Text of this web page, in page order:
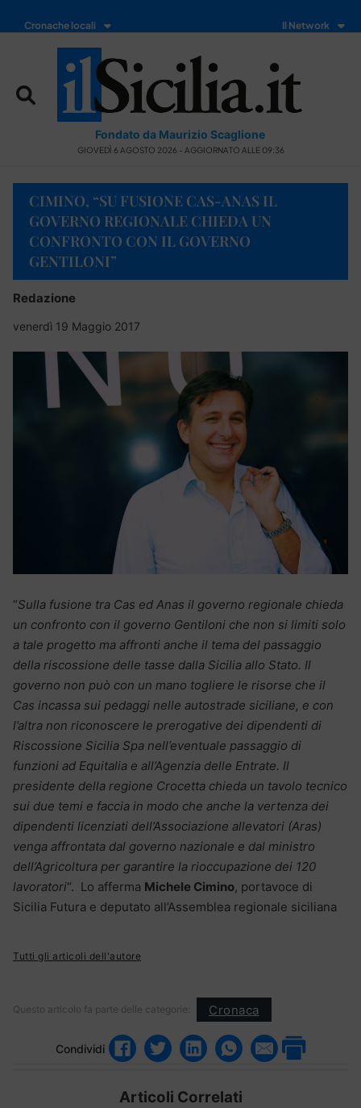
Cronache locali Il Network
Fondato da Maurizio Scaglione
GIOVEDÌ 6 AGOSTO 2026 - AGGIORNATO ALLE 09:36
CIMINO, “SU FUSIONE CAS-ANAS IL
GOVERNO REGIONALE CHIEDA UN
CONFRONTO CON IL GOVERNO
GENTILONI”
Redazione
venerdì 19 Maggio 2017
“Sulla fusione tra Cas ed Anas il governo regionale chieda
un confronto con il governo Gentiloni che non si limiti solo
a tale progetto ma affronti anche il tema del passaggio
della riscossione delle tasse dalla Sicilia allo Stato. Il
governo non può con un mano togliere le risorse che il
Cas incassa sui pedaggi nelle autostrade siciliane, e con
l’altra non riconoscere le prerogative dei dipendenti di
Riscossione Sicilia Spa nell’eventuale passaggio di
funzioni ad Equitalia e all’Agenzia delle Entrate. Il
presidente della regione Crocetta chieda un tavolo tecnico
sui due temi e faccia in modo che anche la vertenza dei
dipendenti licenziati dell’Associazione allevatori (Aras)
venga affrontata dal governo nazionale e dal ministro
dell’Agricoltura per garantire la rioccupazione dei 120
lavoratori“. Lo afferma Michele Cimino, portavoce di
Sicilia Futura e deputato all’Assemblea regionale siciliana
Tutti gli articoli dell'autore
Questo articolo fa parte delle categorie: Cronaca
Condividi
Articoli Correlati